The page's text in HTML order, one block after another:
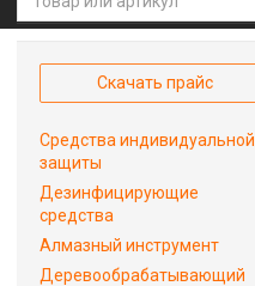
Скачать прайс
Средства индивидуальной
защиты
Дезинфицирующие
средства
Алмазный инструмент
Деревообрабатывающий